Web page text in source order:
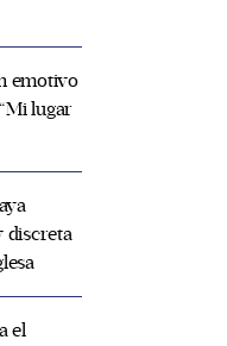
emotivo
lugar
discreta
el